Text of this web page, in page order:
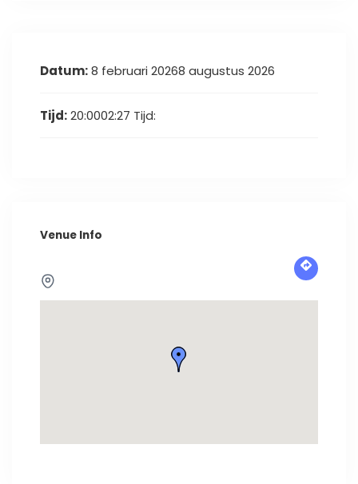
Datum:8 februari 20268 augustus 2026
Tijd:20:0002:27 Tijd:
Venue Info